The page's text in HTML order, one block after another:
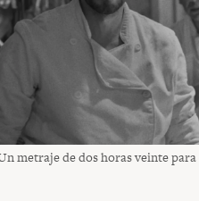
metraje de dos horas veinte